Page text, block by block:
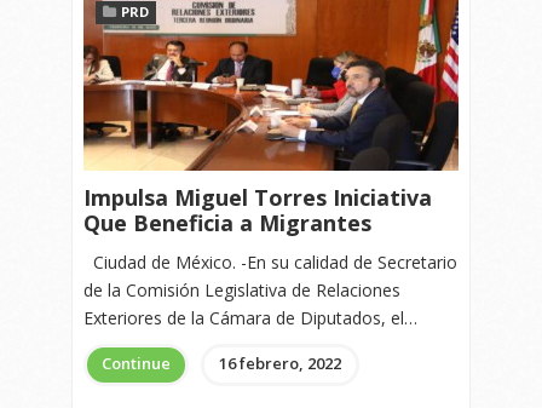
PRD
Impulsa Miguel Torres Iniciativa
Que Beneficia a Migrantes
Ciudad de México. -En su calidad de Secretario
de la Comisión Legislativa de Relaciones
Exteriores de la Cámara de Diputados, el…
Continue 16 febrero, 2022